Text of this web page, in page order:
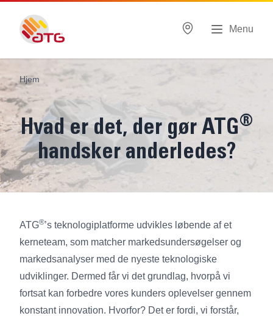
Menu
Hjem
Hvad er det, der gør ATG®
handsker anderledes?
ATG®’s teknologiplatforme udvikles løbende af et
kerneteam, som matcher markedsundersøgelser og
markedsanalyser med de nyeste teknologiske
udviklinger. Dermed får vi det grundlag, hvorpå vi
fortsat kan forbedre vores kunders oplevelser gennem
konstant innovation. Hvorfor? Det er fordi, vi forstår,